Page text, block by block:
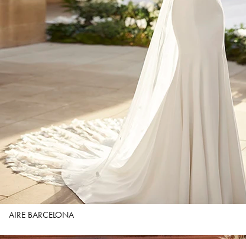
AIRE BARCELONA